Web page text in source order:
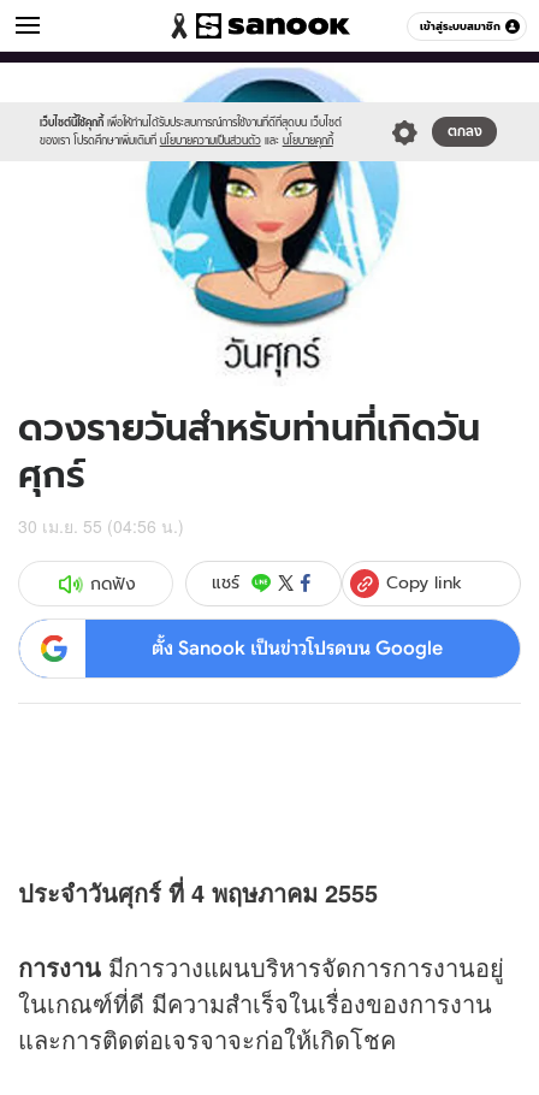
เข้าสู่ระบบสมาชิก
ดูดวง หมวดอื่นๆ
เว็บไซต์นี้ใช้คุกกี้ เพื่อให้ท่านได้รับประสบการณ์การใช้งานที่ดีที่สุดบน เว็บไซต์
ของเรา โปรดศึกษาเพิ่มเติมที่ นโยบายความเป็นส่วนตัว และ นโยบายคุกกี้
ตกลง
//s.isanook.com/sr/0/images/logo-
sanook.png
//s.isanook.com/ho/0/ud/5/28685/170-
ดวงรายวันสำหรับท่านที่เกิดวัน
ศุกร์
30 เม.ย. 55 (04:56 น.)
กดฟัง แชร์ Copy link
ตั้ง Sanook เป็นข่าวโปรดบน Google
ประจำวันศุกร์ ที่ 4 พฤษภาคม 2555
การงาน มีการวางแผนบริหารจัดการการงานอยู่
ในเกณฑ์ที่ดี มีความสำเร็จในเรื่องของการงาน
และการติดต่อเจรจาจะก่อให้เกิดโชค